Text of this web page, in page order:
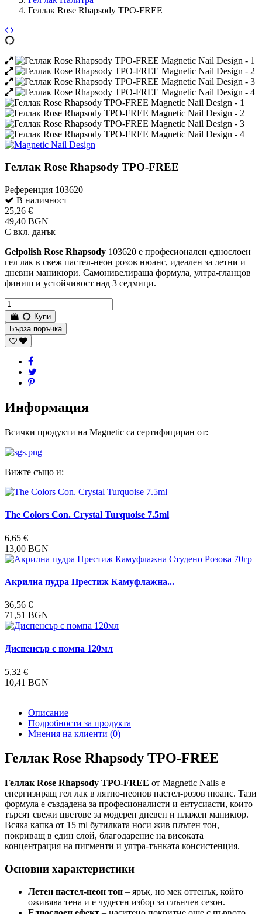
Геллак Rose Rhapsody TPO-FREE
Геллак Rose Rhapsody TPO-FREE
Референция 103620
В наличност
25,26 €
49,40 BGN
С вкл. данък
Gelpolish Rose Rhapsody 103620 е професионален еднослоен
гел лак в свеж пастел-неон розов нюанс, идеален за летни и
дневни маникюри. Самонивелираща формула, ултра-гланцов
финиш и устойчивост над 3 седмици.
Купи
Бърза поръчка
Информация
Всички продукти на Magnetic са сертифициран от:
Вижте също и:
The Colors Con. Crystal Turquoise 7.5ml
6,65 €
13,00 BGN
Aкрилна пудра Престиж Камуфлажна...
36,56 €
71,51 BGN
Диспенсър с помпа 120мл
5,32 €
10,41 BGN
Описание
Подробности за продукта
Мнения на клиенти (0)
Геллак Rose Rhapsody TPO-FREE
Геллак Rose Rhapsody TPO-FREE от Magnetic Nails е
енергизиращ гел лак в лятно-неонов пастел-розов нюанс. Тази
формула е създадена за професионалисти и ентусиасти, които
търсят свежи цветове за модерен дневен и плажен маникюр.
Всяка капка от 15 ml бутилката носи жив плътен тон,
покриващ в един слой, благодарение на високата
концентрация на пигменти и ултра-тънката консистенция.
Основни характеристики
Летен пастел-неон тон – ярък, но мек оттенък, който
оживява тена и е чудесен избор за слънчев сезон.